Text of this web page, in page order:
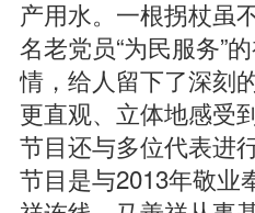
产用水。一根拐杖虽
名老党员“为民服务”
情，给人留下了深刻
更直观、立体地感受
节目还与多位代表进
节目是与2013年敬业